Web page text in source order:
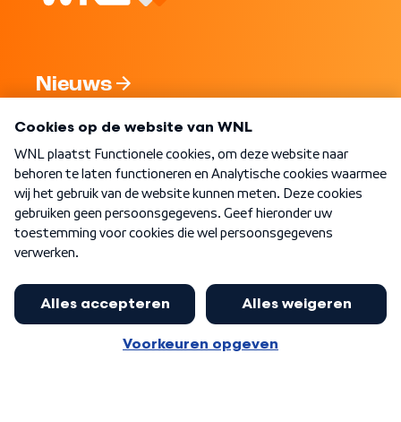
Nieuws
Nieuwsbrief
Word Lid